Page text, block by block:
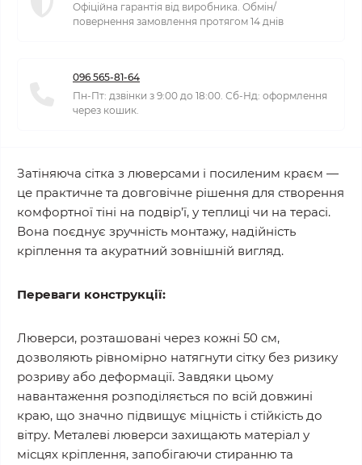
Офіційна гарантія від виробника. Обмін/
повернення замовлення протягом 14 днів
096 565-81-64
Пн-Пт: дзвінки з 9:00 до 18:00. Сб-Нд: оформлення
через кошик.
Затіняюча сітка з люверсами і посиленим краєм —
це практичне та довговічне рішення для створення
комфортної тіні на подвір’ї, у теплиці чи на терасі.
Вона поєднує зручність монтажу, надійність
кріплення та акуратний зовнішній вигляд.
Переваги конструкції:
Люверси, розташовані через кожні 50 см,
дозволяють рівномірно натягнути сітку без ризику
розриву або деформації. Завдяки цьому
навантаження розподіляється по всій довжині
краю, що значно підвищує міцність і стійкість до
вітру. Металеві люверси захищають матеріал у
місцях кріплення, запобігаючи стиранню та